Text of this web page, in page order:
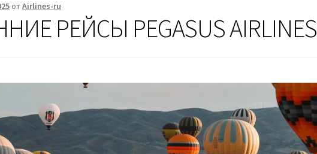
отAirlines-ru
РЕЙСЫ PEGASUS AIRLINES